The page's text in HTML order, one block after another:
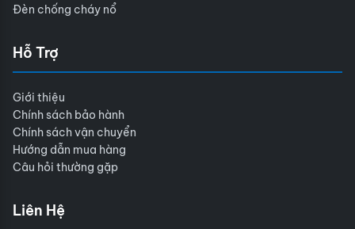
Đèn chống cháy nổ
Hỗ Trợ
Giới thiệu
Chính sách bảo hành
Chính sách vận chuyển
Hướng dẫn mua hàng
Câu hỏi thường gặp
Liên Hệ